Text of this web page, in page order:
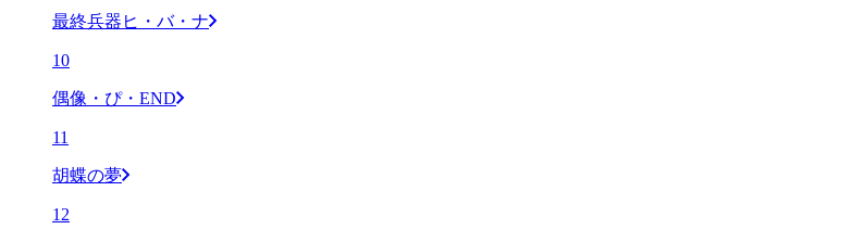
最終兵器ヒ・バ・ナ
10
偶像・ぴ・END
11
胡蝶の夢
12